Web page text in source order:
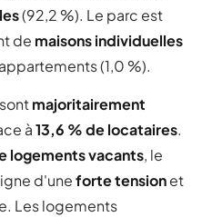
(92,2 %). Le parc est
de maisons individuelles
(1,0 %).
majoritairement
à13,6 % de locataires.
logements vacants, le
d'uneforte tensionet
Les logements